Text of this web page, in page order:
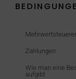
Zahlungen
Wie man eine
aufgibt